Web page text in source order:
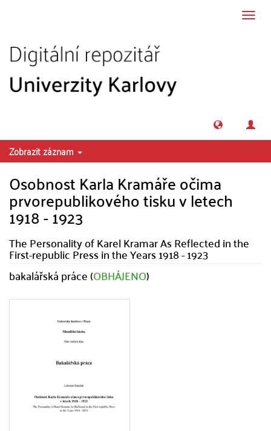
Zobrazit záznam
Osobnost Karla Kramáře očima
prvorepublikového tisku v letech
1918 - 1923
The Personality of Karel Kramar As Reflected in the
First-republic Press in the Years 1918 - 1923
bakalářská práce (OBHÁJENO)